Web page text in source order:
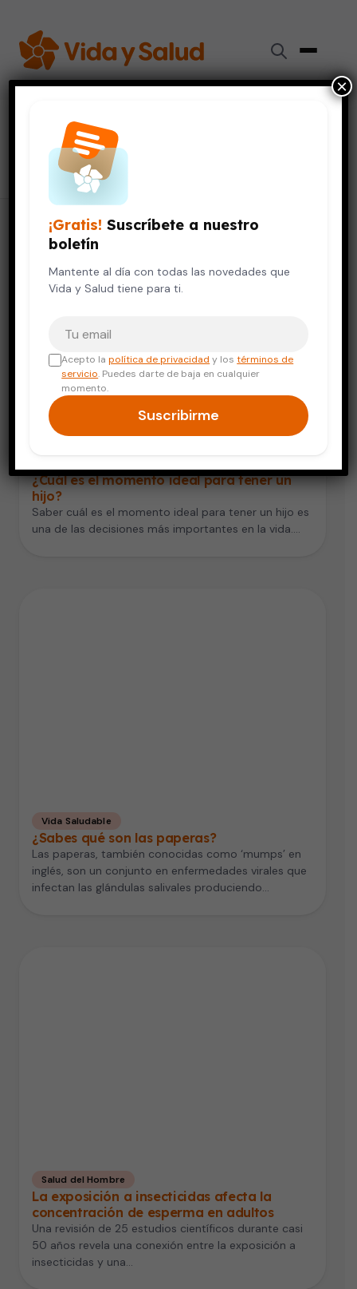
fertilidad masculina
32 artículos
¿Cuál es el momento ideal para tener un
hijo?
Saber cuál es el momento ideal para tener un hijo es
una de las decisiones más importantes en la vida.…
Vida Saludable
¿Sabes qué son las paperas?
Las paperas, también conocidas como ‘mumps’ en
inglés, son un conjunto en enfermedades virales que
infectan las glándulas salivales produciendo…
Salud del Hombre
La exposición a insecticidas afecta la
concentración de esperma en adultos
Una revisión de 25 estudios científicos durante casi
50 años revela una conexión entre la exposición a
insecticidas y una…
¡Gratis! Suscríbete a nuestro
boletín
Mantente al día con todas las novedades que
Vida y Salud tiene para ti.
Acepto lapolítica de privacidad y lostérminos de
servicio. Puedes darte de baja en cualquier
momento.
Suscribirme
×